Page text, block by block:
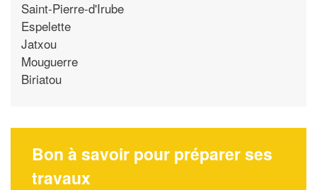
Saint-Pierre-d'Irube
Espelette
Jatxou
Mouguerre
Biriatou
Bon à savoir pour préparer ses
travaux